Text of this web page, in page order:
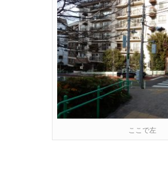
ここで左